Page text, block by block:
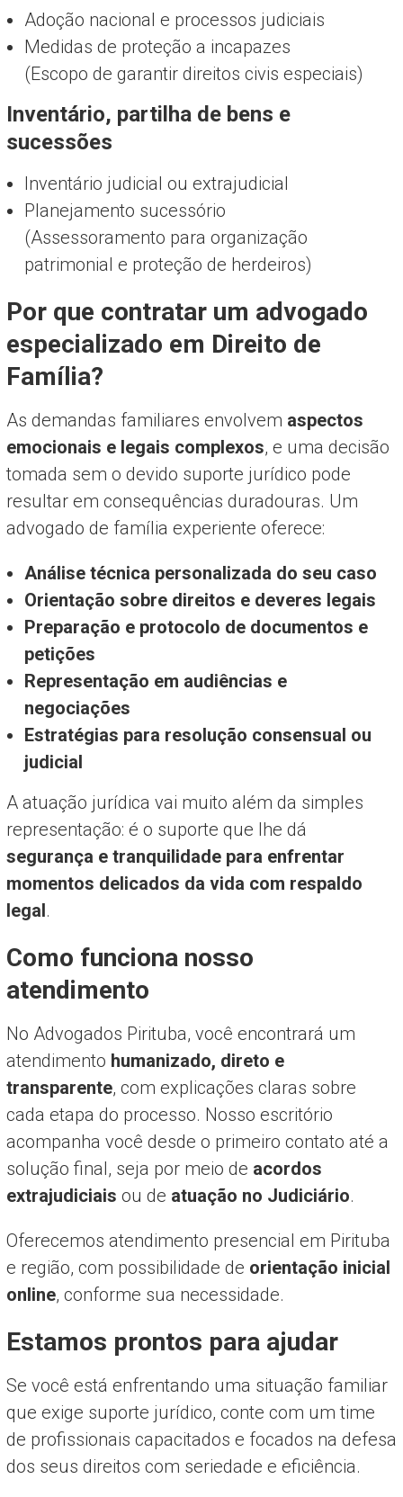
Adoção nacional e processos judiciais
Medidas de proteção a incapazes
(Escopo de garantir direitos civis especiais)
Inventário, partilha de bens e
sucessões
Inventário judicial ou extrajudicial
Planejamento sucessório
(Assessoramento para organização
patrimonial e proteção de herdeiros)
Por que contratar um advogado
especializado em Direito de
Família?
As demandas familiares envolvem aspectos
emocionais e legais complexos, e uma decisão
tomada sem o devido suporte jurídico pode
resultar em consequências duradouras. Um
advogado de família experiente oferece:
Análise técnica personalizada do seu caso
Orientação sobre direitos e deveres legais
Preparação e protocolo de documentos e
petições
Representação em audiências e
negociações
Estratégias para resolução consensual ou
judicial
A atuação jurídica vai muito além da simples
representação: é o suporte que lhe dá
segurança e tranquilidade para enfrentar
momentos delicados da vida com respaldo
legal.
Como funciona nosso
atendimento
No Advogados Pirituba, você encontrará um
atendimento humanizado, direto e
transparente, com explicações claras sobre
cada etapa do processo. Nosso escritório
acompanha você desde o primeiro contato até a
solução final, seja por meio de acordos
extrajudiciais ou de atuação no Judiciário.
Oferecemos atendimento presencial em Pirituba
e região, com possibilidade de orientação inicial
online, conforme sua necessidade.
Estamos prontos para ajudar
Se você está enfrentando uma situação familiar
que exige suporte jurídico, conte com um time
de profissionais capacitados e focados na defesa
dos seus direitos com seriedade e eficiência.